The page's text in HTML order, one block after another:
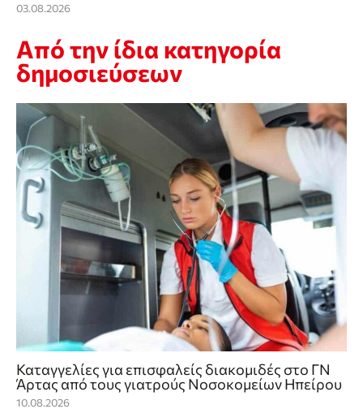
03.08.2026
Από την ίδια κατηγορία
δημοσιεύσεων
Καταγγελίες για επισφαλείς διακομιδές στο ΓΝ
Άρτας από τους γιατρούς Νοσοκομείων Ηπείρου
10.08.2026